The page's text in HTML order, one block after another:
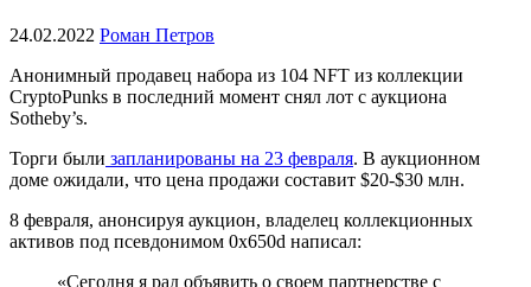
24.02.2022 Роман Петров
Анонимный продавец набора из 104 NFT из коллекции
CryptoPunks в последний момент снял лот с аукциона
Sotheby’s.
Торги были запланированы на 23 февраля. В аукционном
доме ожидали, что цена продажи составит $20-$30 млн.
8 февраля, анонсируя аукцион, владелец коллекционных
активов под псевдонимом 0x650d написал:
«Сегодня я рад объявить о своем партнерстве с